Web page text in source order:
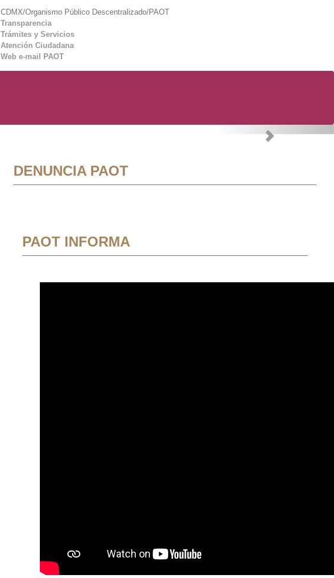
CDMX/Organismo Público Descentralizado/PAOT
Transparencia
Trámites y Servicios
Atención Ciudadana
Web e-mail PAOT
Next
DENUNCIA PAOT
PAOT INFORMA